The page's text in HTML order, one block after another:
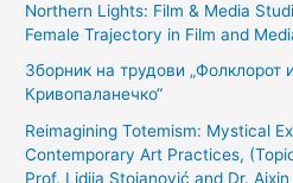
c
f
:
Northern Lights: Film & Media
Female Trajectory in Film and
Зборник на трудови „Фолклорот
Кривопаланечко“
Reimagining Totemism: Mystical
Contemporary Art Practices,
Prof. Lidija Stojanović and Dr.